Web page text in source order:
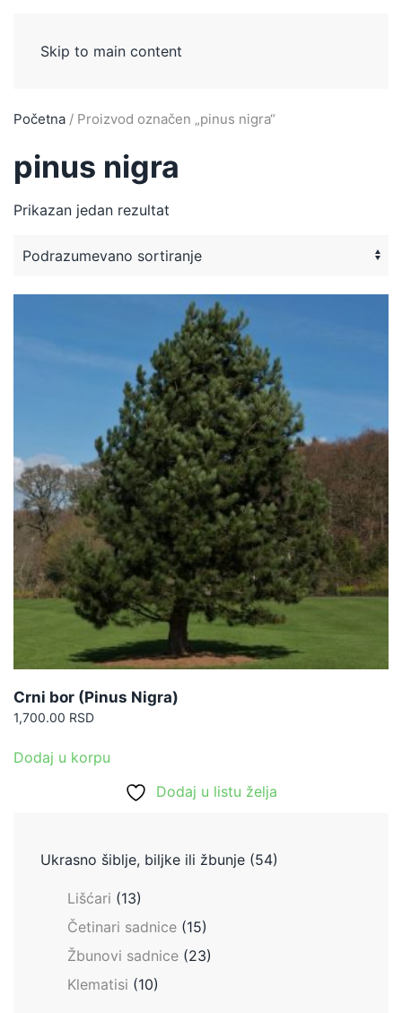
Skip to main content
Početna / Proizvod označen „pinus nigra“
pinus nigra
Prikazan jedan rezultat
Crni bor (Pinus Nigra)
1,700.00 RSD
Dodaj u korpu
Dodaj u listu želja
Ukrasno šiblje, biljke ili žbunje (54)
Lišćari (13)
Četinari sadnice (15)
Žbunovi sadnice (23)
Klematisi (10)